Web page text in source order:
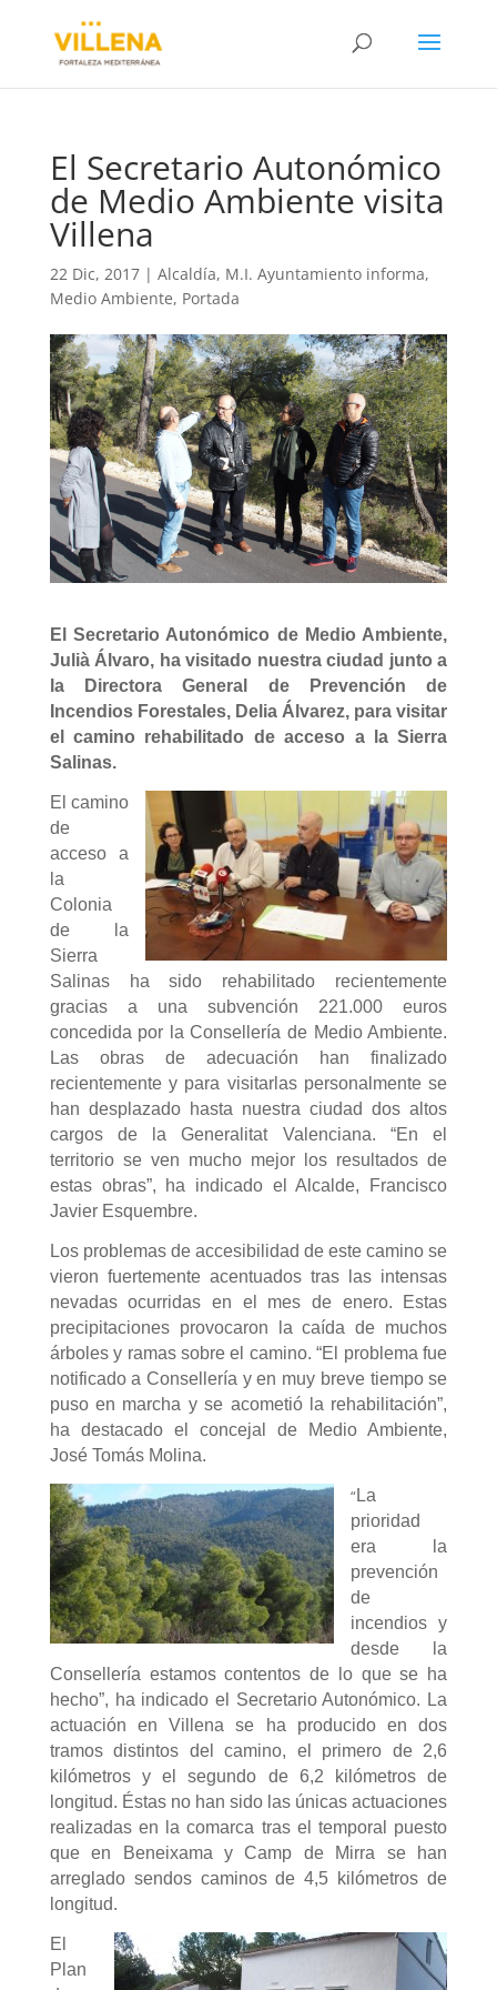
El Secretario Autonómico
de Medio Ambiente visita
Villena
22 Dic, 2017| Alcaldía, M.I. Ayuntamiento informa,
Medio Ambiente, Portada
El Secretario Autonómico de Medio Ambiente,
Julià Álvaro, ha visitado nuestra ciudad junto a
la Directora General de Prevención de
Incendios Forestales, Delia Álvarez, para visitar
el camino rehabilitado de acceso a la Sierra
Salinas.
El camino
de
acceso a
la
Colonia
de la
Sierra
Salinas ha sido rehabilitado recientemente
gracias a una subvención 221.000 euros
concedida por la Consellería de Medio Ambiente.
Las obras de adecuación han finalizado
recientemente y para visitarlas personalmente se
han desplazado hasta nuestra ciudad dos altos
cargos de la Generalitat Valenciana. “En el
territorio se ven mucho mejor los resultados de
estas obras”, ha indicado el Alcalde, Francisco
Javier Esquembre.
Los problemas de accesibilidad de este camino se
vieron fuertemente acentuados tras las intensas
nevadas ocurridas en el mes de enero. Estas
precipitaciones provocaron la caída de muchos
árboles y ramas sobre el camino. “El problema fue
notificado a Consellería y en muy breve tiempo se
puso en marcha y se acometió la rehabilitación”,
ha destacado el concejal de Medio Ambiente,
José Tomás Molina.
“La
prioridad
era la
prevención
de
incendios y
desde la
Consellería estamos contentos de lo que se ha
hecho”, ha indicado el Secretario Autonómico. La
actuación en Villena se ha producido en dos
tramos distintos del camino, el primero de 2,6
kilómetros y el segundo de 6,2 kilómetros de
longitud. Éstas no han sido las únicas actuaciones
realizadas en la comarca tras el temporal puesto
que en Beneixama y Camp de Mirra se han
arreglado sendos caminos de 4,5 kilómetros de
longitud.
El
Plan